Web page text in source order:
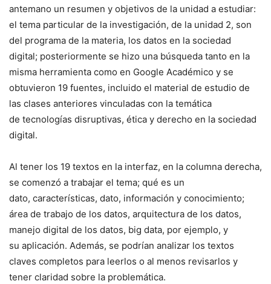
antemano un resumen y objetivos de la unidad a estudiar:
el tema particular de la investigación, de la unidad 2, son
del programa de la materia, los datos en la sociedad
digital; posteriormente se hizo una búsqueda tanto en la
misma herramienta como en Google Académico y se
obtuvieron 19 fuentes, incluido el material de estudio de
las clases anteriores vinculadas con la temática
de tecnologías disruptivas, ética y derecho en la sociedad
digital.
Al tener los 19 textos en la interfaz, en la columna derecha,
se comenzó a trabajar el tema; qué es un
dato, características, dato, información y conocimiento;
área de trabajo de los datos, arquitectura de los datos,
manejo digital de los datos, big data, por ejemplo, y
su aplicación. Además, se podrían analizar los textos
claves completos para leerlos o al menos revisarlos y
tener claridad sobre la problemática.